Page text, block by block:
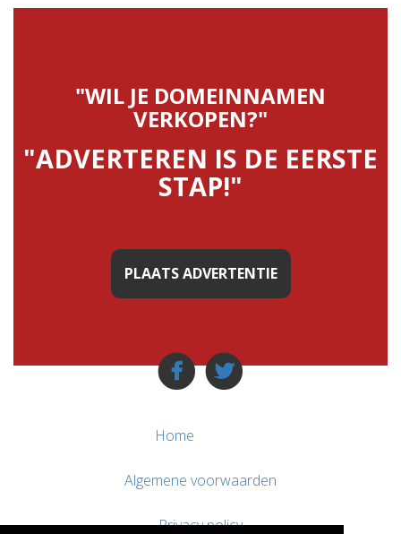
"WIL JE DOMEINNAMEN
VERKOPEN?"
"ADVERTEREN IS DE EERSTE
STAP!"
PLAATS ADVERTENTIE
Home
Algemene voorwaarden
Privacy policy